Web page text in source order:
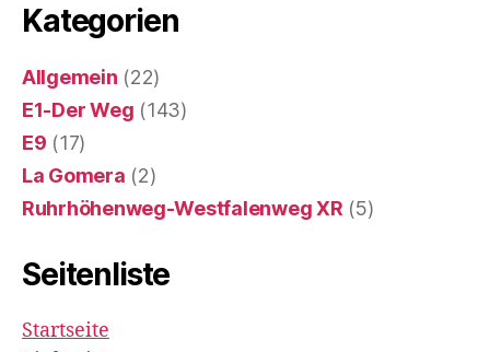
Kategorien
Allgemein (22)
E1-Der Weg (143)
E9 (17)
La Gomera (2)
Ruhrhöhenweg-Westfalenweg XR (5)
Seitenliste
Startseite